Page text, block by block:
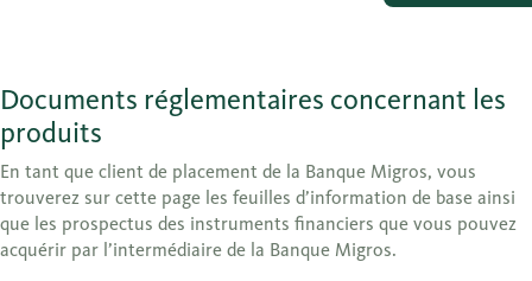
Documents réglementaires concernant les
produits
En tant que client de placement de la Banque Migros, vous
trouverez sur cette page les feuilles d’information de base ainsi
que les prospectus des instruments financiers que vous pouvez
acquérir par l’intermédiaire de la Banque Migros.